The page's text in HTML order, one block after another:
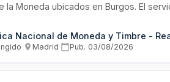
la Moneda ubicados en Burgos. El
La ejecución se realizará mediante
de contratación pública.
Nacional de Moneda y Timbre -
· Madrid· Pub. 03/08/2026